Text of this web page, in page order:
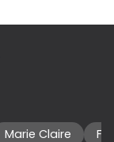
Marie Claire